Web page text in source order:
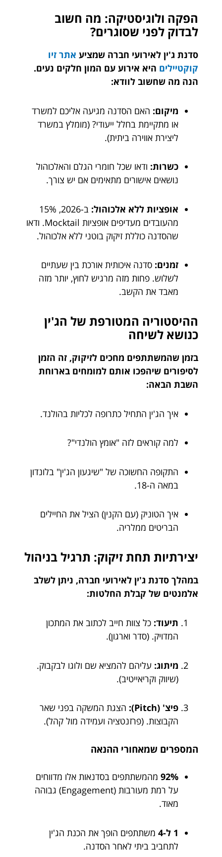
הפקה ולוגיסטיקה: מה חשוב
לבדוק לפני שסוגרים?
סדנת ג'ין לאירועי חברה שמציע אתר זיו
קוקטיילים היא אירוע עם המון חלקים נעים.
הנה מה שחשוב לוודא:
מיקום: האם הסדנה מגיעה אליכם למשרד
או מתקיימת בחלל ייעודי? (מומלץ במשרד
ליצירת אווירה ביתית).
כשרות: ודאו שכל חומרי הגלם והאלכוהול
נושאים אישורים מתאימים אם יש צורך.
אופציות ללא אלכוהול:
ב-2026, 15%
מהעובדים מעדיפים אופציות Mocktail. ודאו
שהסדנה כוללת זיקוק בוטני ללא אלכוהול.
זמנים: סדנה איכותית אורכת בין שעתיים
לשלוש. פחות מזה מרגיש לחוץ, יותר מזה
מאבד את הקשב.
ההיסטוריה המטורפת של הג'ין
כנושא לשיחה
בזמן שהמשתתפים מחכים לזיקוק, זה הזמן
לסיפורים שיהפכו אותם למומחים בארוחת
השבת הבאה:
איך הג'ין התחיל כתרופה לכליות בהולנד.
למה קוראים לזה "אומץ הולנדי"?
התקופה החשוכה של "שיגעון הג'ין" בלונדון
במאה ה-18.
איך הטוניק (עם הקנין) הציל את החיילים
הבריטים ממלריה.
יצירתיות תחת זיקוק: תרגיל בניהול
במהלך סדנת ג'ין לאירועי חברה, ניתן לשלב
אלמנטים של קבלת החלטות:
תיעוד: כל צוות חייב לכתוב את המתכון
המדויק. (סדר וארגון).
מיתוג: עליהם להמציא שם ולוגו לבקבוק.
(שיווק וקריאייטיב).
פיצ' (Pitch):
הצגת המשקה בפני שאר
הקבוצות. (פרזנטציה ועמידה מול קהל).
המספרים שמאחורי ההנאה
92% מהמשתתפים בסדנאות אלו מדווחים
על רמת מעורבות (Engagement) גבוהה
מאוד.
1 ל-4
משתתפים הופך את הכנת הג'ין
לתחביב ביתי לאחר הסדנה.